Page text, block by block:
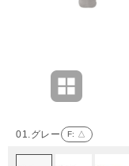
01.グレー F: △